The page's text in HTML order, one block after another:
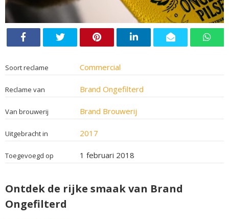
Soort reclame Commercial
Reclame van Brand Ongefilterd
Van brouwerij Brand Brouwerij
Uitgebracht in 2017
Toegevoegd op 1 februari 2018
Ontdek de rijke smaak van Brand
Ongefilterd